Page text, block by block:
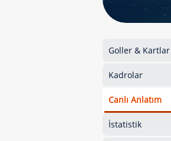
Goller & Kartlar
Kadrolar
Canlı Anlatım
İstatistik